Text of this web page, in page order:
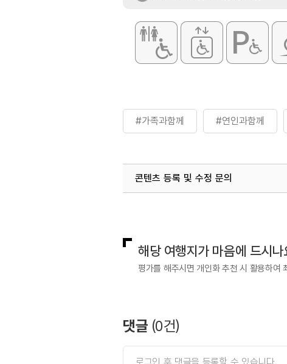
#가족과함께 #연인과함께
콘텐츠 등록 및 수정 문의
해당 여행지가 마음에 드시나
평가를 해주시면 개인화 추천 시 활용하여
댓글 (0건)